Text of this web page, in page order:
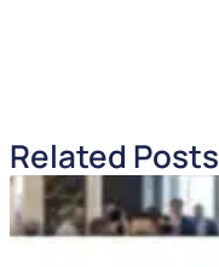
Related Posts